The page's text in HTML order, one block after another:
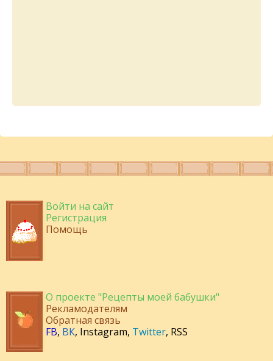
Войти на сайт
Регистрация
Помощь
О проекте "Рецепты моей бабушки"
Рекламодателям
Обратная связь
FB, ВК, Instagram, Twitter, RSS